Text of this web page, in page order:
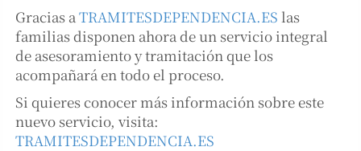
Gracias a TRAMITESDEPENDENCIA.ES las
familias disponen ahora de un servicio integral
de asesoramiento y tramitación que los
acompañará en todo el proceso.
Si quieres conocer más información sobre este
nuevo servicio, visita:
TRAMITESDEPENDENCIA.ES